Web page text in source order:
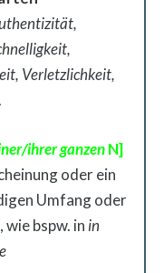
Verletzlichkeit,
ihrer ganzenN]
oder ein
Umfang oder
bspw. in in